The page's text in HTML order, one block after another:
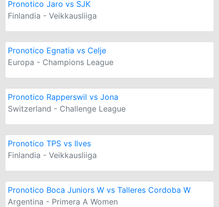
Pronotico Jaro vs SJK
Finlandia - Veikkausliiga
Pronotico Egnatia vs Celje
Europa - Champions League
Pronotico Rapperswil vs Jona
Switzerland - Challenge League
Pronotico TPS vs Ilves
Finlandia - Veikkausliiga
Pronotico Boca Juniors W vs Talleres Cordoba W
Argentina - Primera A Women